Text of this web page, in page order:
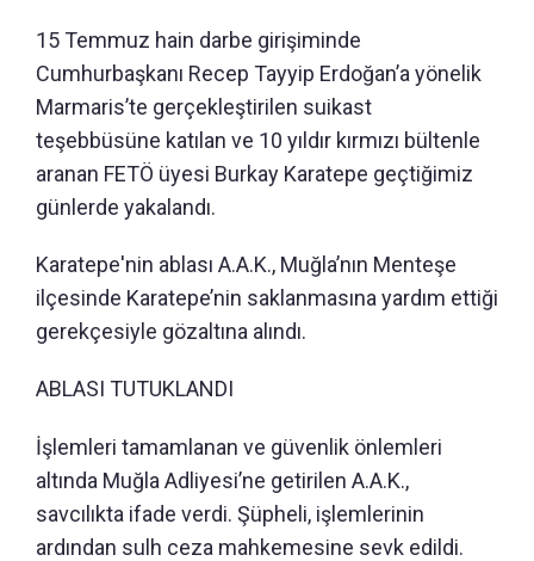
15 Temmuz hain darbe girişiminde
Cumhurbaşkanı Recep Tayyip Erdoğan’a yönelik
Marmaris’te gerçekleştirilen suikast
teşebbüsüne katılan ve 10 yıldır kırmızı bültenle
aranan FETÖ üyesi Burkay Karatepe geçtiğimiz
günlerde yakalandı.
Karatepe'nin ablası A.A.K., Muğla’nın Menteşe
ilçesinde Karatepe’nin saklanmasına yardım ettiği
gerekçesiyle gözaltına alındı.
ABLASI TUTUKLANDI
İşlemleri tamamlanan ve güvenlik önlemleri
altında Muğla Adliyesi’ne getirilen A.A.K.,
savcılıkta ifade verdi. Şüpheli, işlemlerinin
ardından sulh ceza mahkemesine sevk edildi.